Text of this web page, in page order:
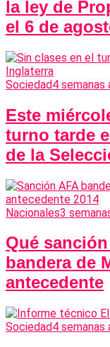
la ley de
el 6 de
Sociedad4 semanas
Este
turno tarde
de la
Nacionales3
Qué
bandera de
antecedente
Sociedad4 semanas